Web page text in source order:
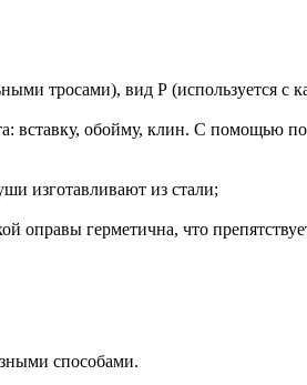
тросами), вид Р (используется с
вставку, обойму, клин. С помощью
изготавливают из стали;
оправы герметична, что
способами.